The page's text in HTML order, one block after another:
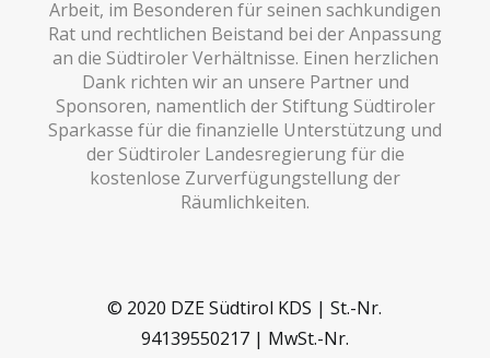
Arbeit, im Besonderen für seinen sachkundigen
Rat und rechtlichen Beistand bei der Anpassung
an die Südtiroler Verhältnisse. Einen herzlichen
Dank richten wir an unsere Partner und
Sponsoren, namentlich der Stiftung Südtiroler
Sparkasse für die finanzielle Unterstützung und
der Südtiroler Landesregierung für die
kostenlose Zurverfügungstellung der
Räumlichkeiten.
© 2020 DZE Südtirol KDS | St.-Nr.
94139550217 | MwSt.-Nr.